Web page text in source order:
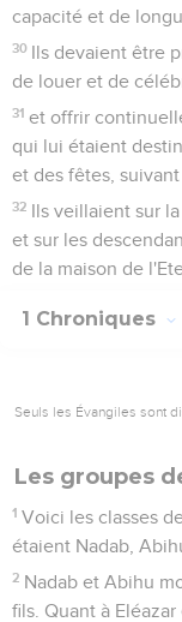
capacité et de
30 Ils devaient être
de louer et de
31 et offrir
qui lui étaient
et des fêtes,
32 Ils veillaient sur
et sur les
de la maison de
1 Chroniques
Seuls les Évangiles sont
Les groupes
1 Voici les classes
étaient Nadab,
2 Nadab et Abihu
fils. Quant à